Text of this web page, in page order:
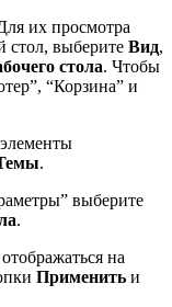
их просмотра
выберите Вид,
стола. Чтобы
“Корзина” и
.
выберите
.
на
Применить и